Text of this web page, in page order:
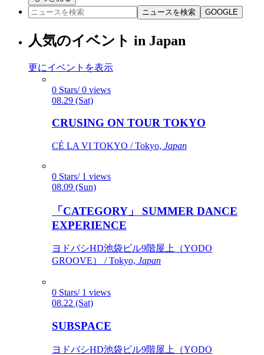
ニュースを検索
GOOGLE
人気のイベント in Japan
更にイベントを表示
0 Stars/ 0 views
08.29 (Sat)
CRUSING ON TOUR TOKYO
CÉ LA VI TOKYO / Tokyo, Japan
0 Stars/ 1 views
08.09 (Sun)
「CATEGORY」 SUMMER DANCE
EXPERIENCE
ヨドバシHD池袋ビル9階屋上（YODO
GROOVE） / Tokyo, Japan
0 Stars/ 1 views
08.22 (Sat)
SUBSPACE
ヨドバシHD池袋ビル9階屋上（YODO